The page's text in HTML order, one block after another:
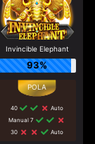
Invincible Elephant
93%
40
Auto
Manual 7
30
Auto